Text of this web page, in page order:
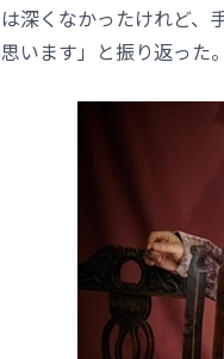
は深くなかったけれど、
思います」と振り返った。